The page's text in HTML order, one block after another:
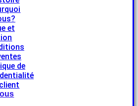
et
de